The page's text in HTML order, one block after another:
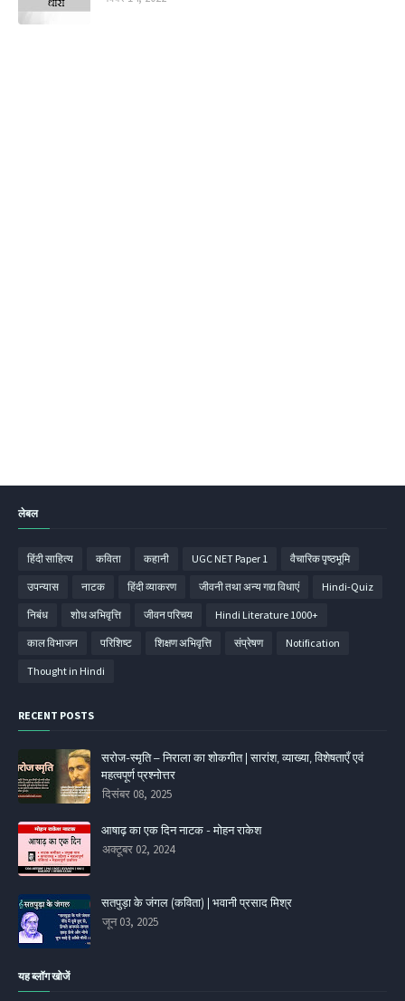
लेबल
हिंदी साहित्‍य कविता कहानी UGC NET Paper 1 वैचारिक पृष्ठभूमि
उपन्‍यास नाटक हिंदी व्‍याकरण जीवनी तथा अन्य गद्य विधाएं Hindi-Quiz
निबंध शोध अभिवृत्ति जीवन परिचय Hindi Literature 1000+
काल विभाजन परिशिष्‍ट शिक्षण अभिवृत्ति संप्रेषण Notification
Thought in Hindi
RECENT POSTS
सरोज-स्मृति – निराला का शोकगीत | सारांश, व्याख्या, विशेषताएँ एवं
महत्वपूर्ण प्रश्नोत्तर
दिसंबर 08, 2025
आषाढ़ का एक दिन नाटक - मोहन राकेश
अक्टूबर 02, 2024
सतपुड़ा के जंगल (कविता) | भवानी प्रसाद मिश्र
जून 03, 2025
यह ब्लॉग खोजें